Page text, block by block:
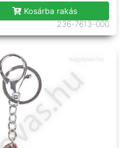
Kosárba rakás
236-7613-000